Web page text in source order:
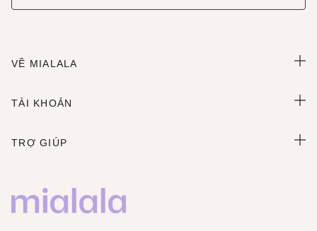
VỀ MIALALA
TÀI KHOẢN
TRỢ GIÚP